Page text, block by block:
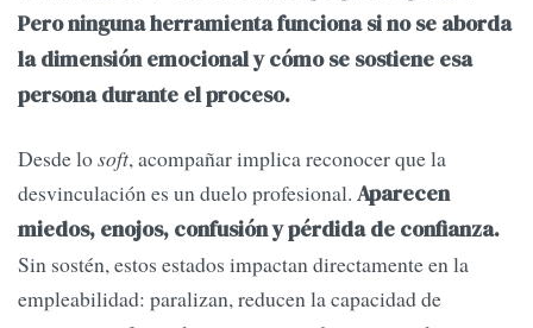
Pero ninguna herramienta funciona si no se aborda
la dimensión emocional y cómo se sostiene esa
persona durante el proceso.
Desde losoft, acompañar implica reconocer que la
desvinculación es un duelo profesional. Aparecen
miedos, enojos, confusión y pérdida de confianza.
Sin sostén, estos estados impactan directamente en la
empleabilidad: paralizan, reducen la capacidad de